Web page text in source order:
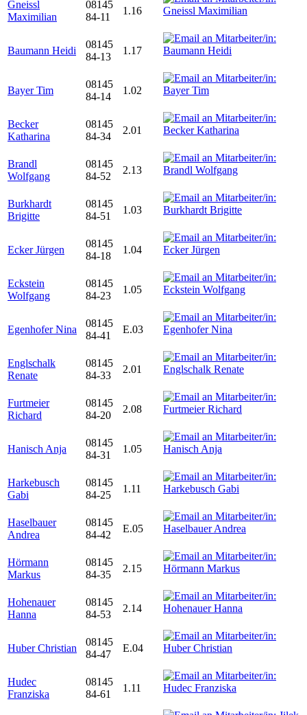
Gneissl
Maximilian
08145
84-11
1.16
Baumann Heidi
08145
84-13
1.17
Bayer Tim
08145
84-14
1.02
Becker
Katharina
08145
84-34
2.01
Brandl
Wolfgang
08145
84-52
2.13
Burkhardt
Brigitte
08145
84-51
1.03
Ecker Jürgen
08145
84-18
1.04
Eckstein
Wolfgang
08145
84-23
1.05
Egenhofer Nina
08145
84-41
E.03
Englschalk
Renate
08145
84-33
2.01
Furtmeier
Richard
08145
84-20
2.08
Hanisch Anja
08145
84-31
1.05
Harkebusch
Gabi
08145
84-25
1.11
Haselbauer
Andrea
08145
84-42
E.05
Hörmann
Markus
08145
84-35
2.15
Hohenauer
Hanna
08145
84-53
2.14
Huber Christian
08145
84-47
E.04
Hudec
Franziska
08145
84-61
1.11